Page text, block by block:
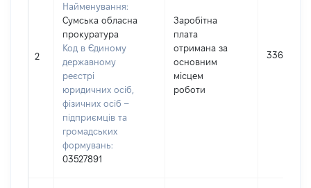
2
Найменування:
Сумська обласна
прокуратура
Код в Єдиному
державному
реєстрі
юридичних осіб,
фізичних осіб –
підприємців та
громадських
формувань:
03527891
Заробітна
плата
отримана за
основним
місцем
роботи
336981